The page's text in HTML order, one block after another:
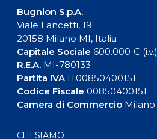
Bugnion S.p.A.
Viale Lancetti, 19
20158 Milano MI, Italia
Capitale Sociale 600.000 € (i.v.)
R.E.A.MI-780133
Partita IVAIT00850400151
Codice Fiscale 00850400151
Camera di CommercioMilano
CHI SIAMO